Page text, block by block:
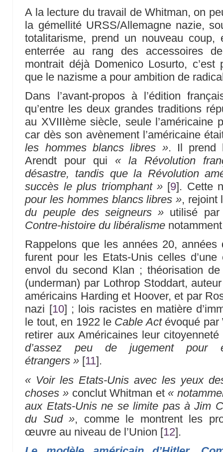
A la lecture du travail de Whitman, on
la gémellité URSS/Allemagne nazie,
totalitarisme, prend un nouveau coup,
enterrée au rang des accessoires
montrait déjà Domenico Losurto,
que le nazisme a pour ambition de
Dans l’avant-propos à l’édition
qu’entre les deux grandes traditions
au XVIIIème siècle, seule l’américaine
car dès son avènement l’américaine
les hommes blancs libres ». Il prend
Arendt pour qui « la Révolution
désastre, tandis que la Révolution
succès le plus triomphant »[9]. Cette
pour les hommes blancs libres », rejoint
du peuple des seigneurs » utilisé par
Contre-histoire du libéralisme
Rappelons que les années 20,
furent pour les Etats-Unis celles
envol du second Klan ; théorisation
(underman) par Lothrop Stoddart,
américains Harding et Hoover, et par
nazi [10] ; lois racistes en matière
le tout, en 1922 le Cable Actévoqué par
retirer aux Américaines leur citoyenneté
d’assez peu de jugement pour
étrangers » [11] .
« Voir les Etats-Unis avec les yeux
choses » conclut Whitman et «
aux Etats-Unis ne se limite pas à Jim
du Sud », comme le montrent les
œuvre au niveau de l’Union [12].